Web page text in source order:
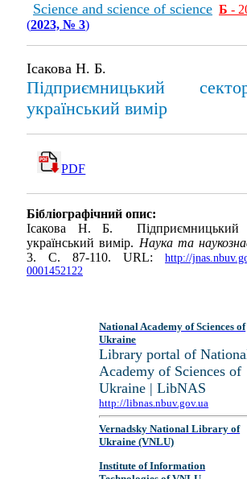
Science and science of science Б -
(2023, № 3)
Ісакова Н. Б.
Підприємницький
український вимір
PDF
Бібліографічний опис:
Ісакова Н. Б. Підприємницький
український вимір. Наука та
3. С. 87-110. URL: http://
0001452122
National Academy of Sciences of
Ukraine
Library portal of
Academy of Sciences of
Ukraine | LibNAS
http://libnas.nbuv.gov.ua
Vernadsky National Library of
Ukraine (VNLU)
Institute of Information